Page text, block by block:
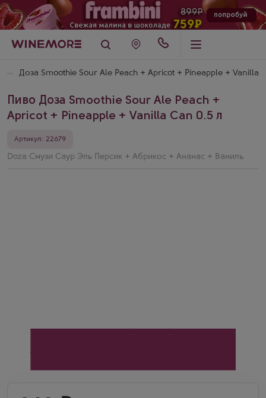
Доза Smoothie Sour Ale Peach + Apricot + Pineapple + Vanilla
Пиво Доза Smoothie Sour Ale Peach +
Apricot + Pineapple + Vanilla Can 0.5 л
Артикул: 22679
Doza Смузи Саур Эль Персик + Абрикос + Ананас + Ваниль